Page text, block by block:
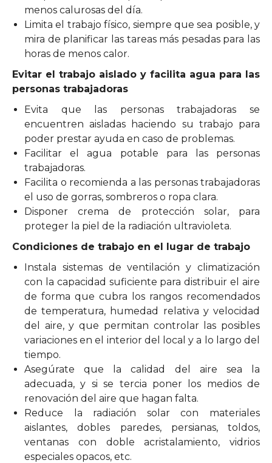
menos calurosas del día.
Limita el trabajo físico, siempre que sea posible, y
mira de planificar las tareas más pesadas para las
horas de menos calor.
Evitar el trabajo aislado y facilita agua para las
personas trabajadoras
Evita que las personas trabajadoras se
encuentren aisladas haciendo su trabajo para
poder prestar ayuda en caso de problemas.
Facilitar el agua potable para las personas
trabajadoras.
Facilita o recomienda a las personas trabajadoras
el uso de gorras, sombreros o ropa clara.
Disponer crema de protección solar, para
proteger la piel de la radiación ultravioleta.
Condiciones de trabajo en el lugar de trabajo
Instala sistemas de ventilación y climatización
con la capacidad suficiente para distribuir el aire
de forma que cubra los rangos recomendados
de temperatura, humedad relativa y velocidad
del aire, y que permitan controlar las posibles
variaciones en el interior del local y a lo largo del
tiempo.
Asegúrate que la calidad del aire sea la
adecuada, y si se tercia poner los medios de
renovación del aire que hagan falta.
Reduce la radiación solar con materiales
aislantes, dobles paredes, persianas, toldos,
ventanas con doble acristalamiento, vidrios
especiales opacos, etc.